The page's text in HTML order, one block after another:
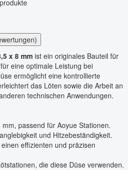
x 8 mm ist ein originales Bauteil für
eine optimale Leistung bei
ermöglicht eine kontrollierte
das Löten sowie die Arbeit an
technischen Anwendungen.
passend für Aoyue Stationen.
und Hitzebeständigkeit.
effizienten und präzisen
die diese Düse verwenden.